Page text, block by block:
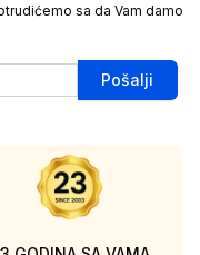
sa da Vam damo
Pošalji